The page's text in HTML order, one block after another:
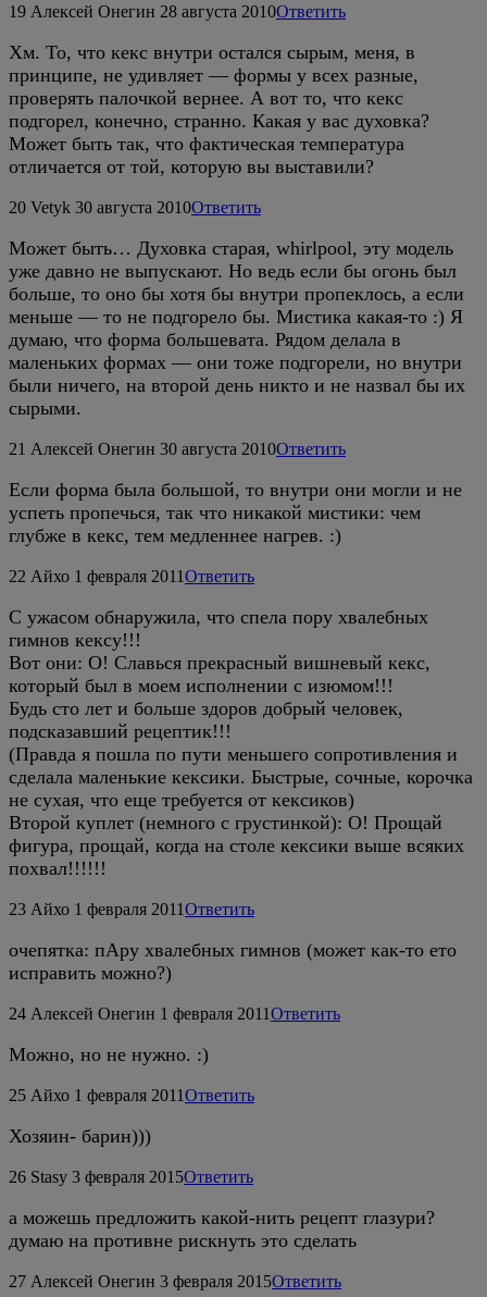
19 Алексей Онегин 28 августа 2010Ответить
Хм. То, что кекс внутри остался сырым, меня, в
принципе, не удивляет — формы у всех разные,
проверять палочкой вернее. А вот то, что кекс
подгорел, конечно, странно. Какая у вас духовка?
Может быть так, что фактическая температура
отличается от той, которую вы выставили?
20 Vetyk 30 августа 2010Ответить
Может быть… Духовка старая, whirlpool, эту модель
уже давно не выпускают. Но ведь если бы огонь был
больше, то оно бы хотя бы внутри пропеклось, а если
меньше — то не подгорело бы. Мистика какая-то :) Я
думаю, что форма большевата. Рядом делала в
маленьких формах — они тоже подгорели, но внутри
были ничего, на второй день никто и не назвал бы их
сырыми.
21 Алексей Онегин 30 августа 2010Ответить
Если форма была большой, то внутри они могли и не
успеть пропечься, так что никакой мистики: чем
глубже в кекс, тем медленнее нагрев. :)
22 Айхо 1 февраля 2011Ответить
С ужасом обнаружила, что спела пору хвалебных
гимнов кексу!!!
Вот они: О! Славься прекрасный вишневый кекс,
который был в моем исполнении с изюмом!!!
Будь сто лет и больше здоров добрый человек,
подсказавший рецептик!!!
(Правда я пошла по пути меньшего сопротивления и
сделала маленькие кексики. Быстрые, сочные, корочка
не сухая, что еще требуется от кексиков)
Второй куплет (немного с грустинкой): О! Прощай
фигура, прощай, когда на столе кексики выше всяких
похвал!!!!!!
23 Айхо 1 февраля 2011Ответить
очепятка: пАру хвалебных гимнов (может как-то ето
исправить можно?)
24 Алексей Онегин 1 февраля 2011Ответить
Можно, но не нужно. :)
25 Айхо 1 февраля 2011Ответить
Хозяин- барин)))
26 Stasy 3 февраля 2015Ответить
а можешь предложить какой-нить рецепт глазури?
думаю на противне рискнуть это сделать
27 Алексей Онегин 3 февраля 2015Ответить